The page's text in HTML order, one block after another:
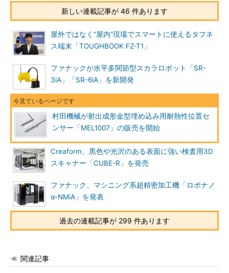
新しい連載記事が 46 件あります
屋外ではなく“屋内”現場でスマートに使えるタフネ
ス端末「TOUGHBOOK FZ-T1」
ファナックが水平多関節型スカラロボット「SR-
3iA」「SR-6iA」を新開発
村田機械が射出成形金型埋め込み用耐熱性位置セ
ンサー「MEL1007」の販売を開始
Creaform、黒色や光沢のある表面に強い検査用3D
スキャナー「CUBE-R」を発売
ファナック、マシニング系超精密加工機「ロボナノ
α-NMiA」を発表
過去の連載記事が 299 件あります
関連記事